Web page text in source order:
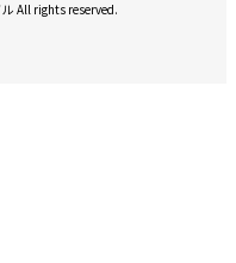
All rights reserved.